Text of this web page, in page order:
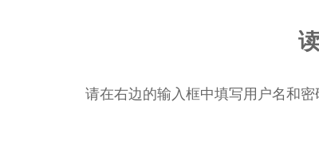
请在右边的输入框中填写用户名和密